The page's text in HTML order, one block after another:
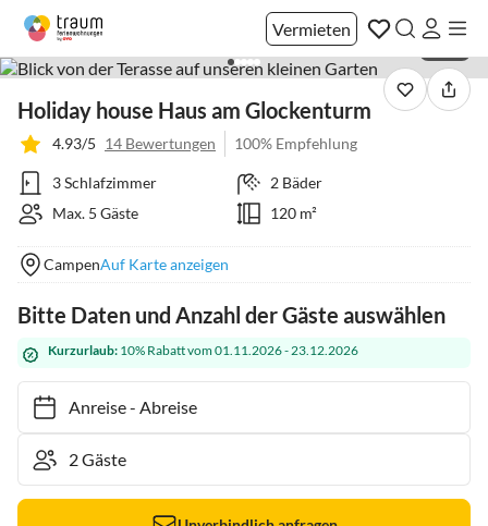
Vermieten
Holiday house Haus am Glockenturm
4.93/5 14 Bewertungen 100% Empfehlung
3 Schlafzimmer
2 Bäder
Max. 5 Gäste
120 m²
CampenAuf Karte anzeigen
Bitte Daten und Anzahl der Gäste auswählen
Kurzurlaub: 10% Rabatt vom 01.11.2026 - 23.12.2026
Anreise- Abreise